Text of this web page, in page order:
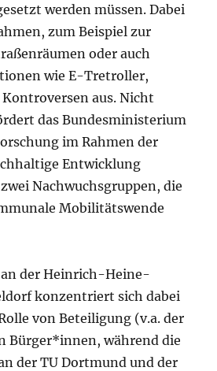
werden müssen. Dabei
zum Beispiel zur
oder auch
wie E-Tretroller,
aus. Nicht
das Bundesministerium
im Rahmen der
Entwicklung
Nachwuchsgruppen, die
Mobilitätswende
an der Heinrich-Heine-
konzentriert sich dabei
von Beteiligung (v.a. der
Bürger*innen, während die
der TU Dortmund und der